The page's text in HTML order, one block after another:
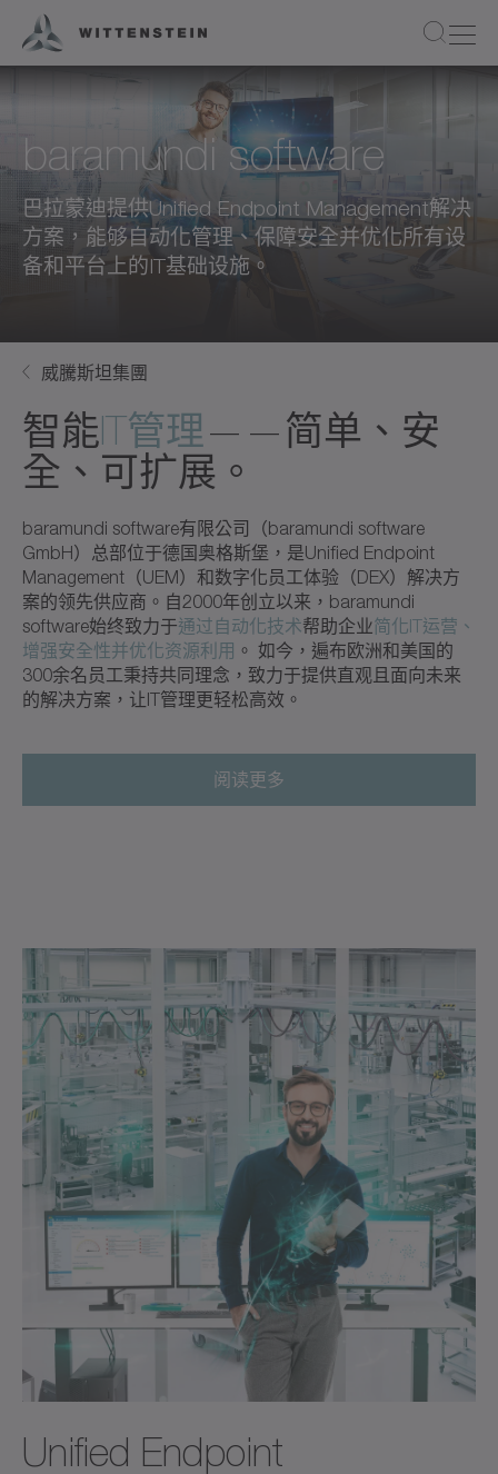
baramundi software
巴拉蒙迪提供Unified Endpoint Management解决
方案，能够自动化管理、保障安全并优化所有设
备和平台上的IT基础设施。
威騰斯坦集團
智能IT管理——简单、安
全、可扩展。
baramundi software有限公司（baramundi software
GmbH）总部位于德国奥格斯堡，是Unified Endpoint
Management（UEM）和数字化员工体验（DEX）解决方
案的领先供应商。自2000年创立以来，baramundi
software始终致力于通过自动化技术帮助企业简化IT运营、
增强安全性并优化资源利用 。 如今，遍布欧洲和美国的
300余名员工秉持共同理念，致力于提供直观且面向未来
的解决方案，让IT管理更轻松高效。
阅读更多
Unified Endpoint